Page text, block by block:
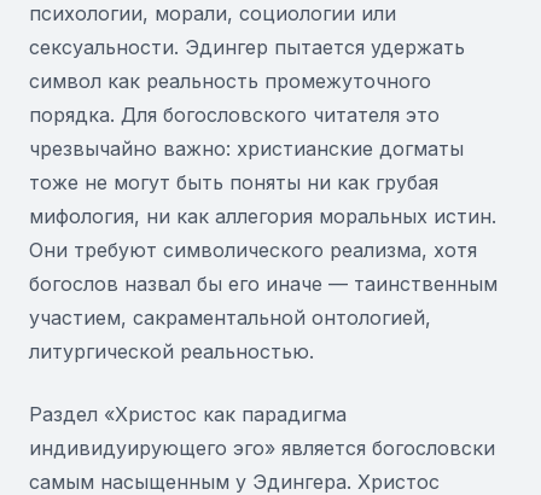
психологии, морали, социологии или
сексуальности. Эдингер пытается удержать
символ как реальность промежуточного
порядка. Для богословского читателя это
чрезвычайно важно: христианские догматы
тоже не могут быть поняты ни как грубая
мифология, ни как аллегория моральных истин.
Они требуют символического реализма, хотя
богослов назвал бы его иначе — таинственным
участием, сакраментальной онтологией,
литургической реальностью.
Раздел «Христос как парадигма
индивидуирующего эго» является богословски
самым насыщенным у Эдингера. Христос